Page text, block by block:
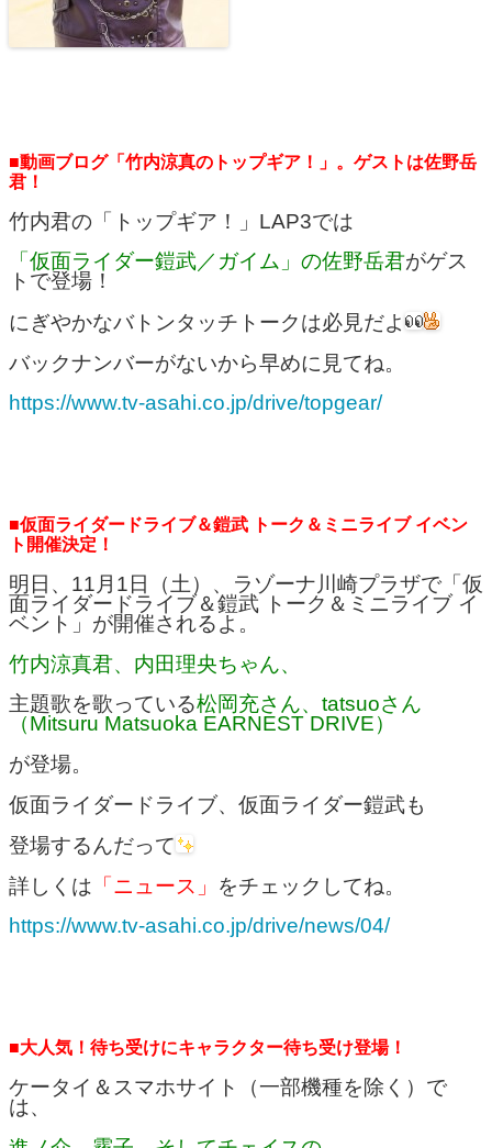
■動画ブログ「竹内涼真のトップギア！」。ゲストは佐野岳
君！
竹内君の「トップギア！」LAP3では
「仮面ライダー鎧武／ガイム」の佐野岳君がゲス
トで登場！
にぎやかなバトンタッチトークは必見だよ
バックナンバーがないから早めに見てね。
https://www.tv-asahi.co.jp/drive/topgear/
■仮面ライダードライブ＆鎧武 トーク＆ミニライブ イベン
ト開催決定！
明日、11月1日（土）、ラゾーナ川崎プラザで「仮
面ライダードライブ＆鎧武 トーク＆ミニライブ イ
ベント」が開催されるよ。
竹内涼真君、内田理央ちゃん、
主題歌を歌っている松岡充さん、tatsuoさん
（Mitsuru Matsuoka EARNEST DRIVE）
が登場。
仮面ライダードライブ、仮面ライダー鎧武も
登場するんだって
詳しくは 「ニュース」 をチェックしてね。
https://www.tv-asahi.co.jp/drive/news/04/
■大人気！待ち受けにキャラクター待ち受け登場！
ケータイ＆スマホサイト（一部機種を除く）で
は、